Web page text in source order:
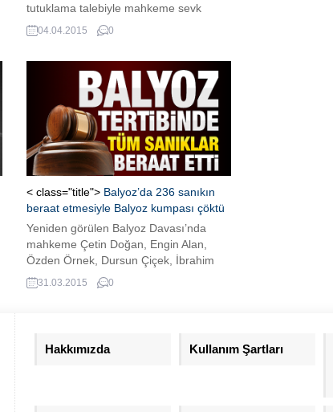
tutuklama talebiyle mahkeme sevk
edildi. Yarımağan daha sonra serbest
bırakıldı.
04.04.2015 0
< class="title"> Balyoz’da 236 sanıkın
beraat etmesiyle Balyoz kumpası çöktü
Yeniden görülen Balyoz Davası’nda
mahkeme Çetin Doğan, Engin Alan,
Özden Örnek, Dursun Çiçek, İbrahim
Fırtına’nın da aralarında bulunduğu 236
sanık beraat etti. Mahkeme, 236 sanık
31.03.2015 0
Hakkımızda Kullanım Şartları